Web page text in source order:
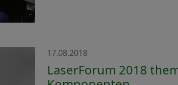
17.08.2018
LaserForum 2018